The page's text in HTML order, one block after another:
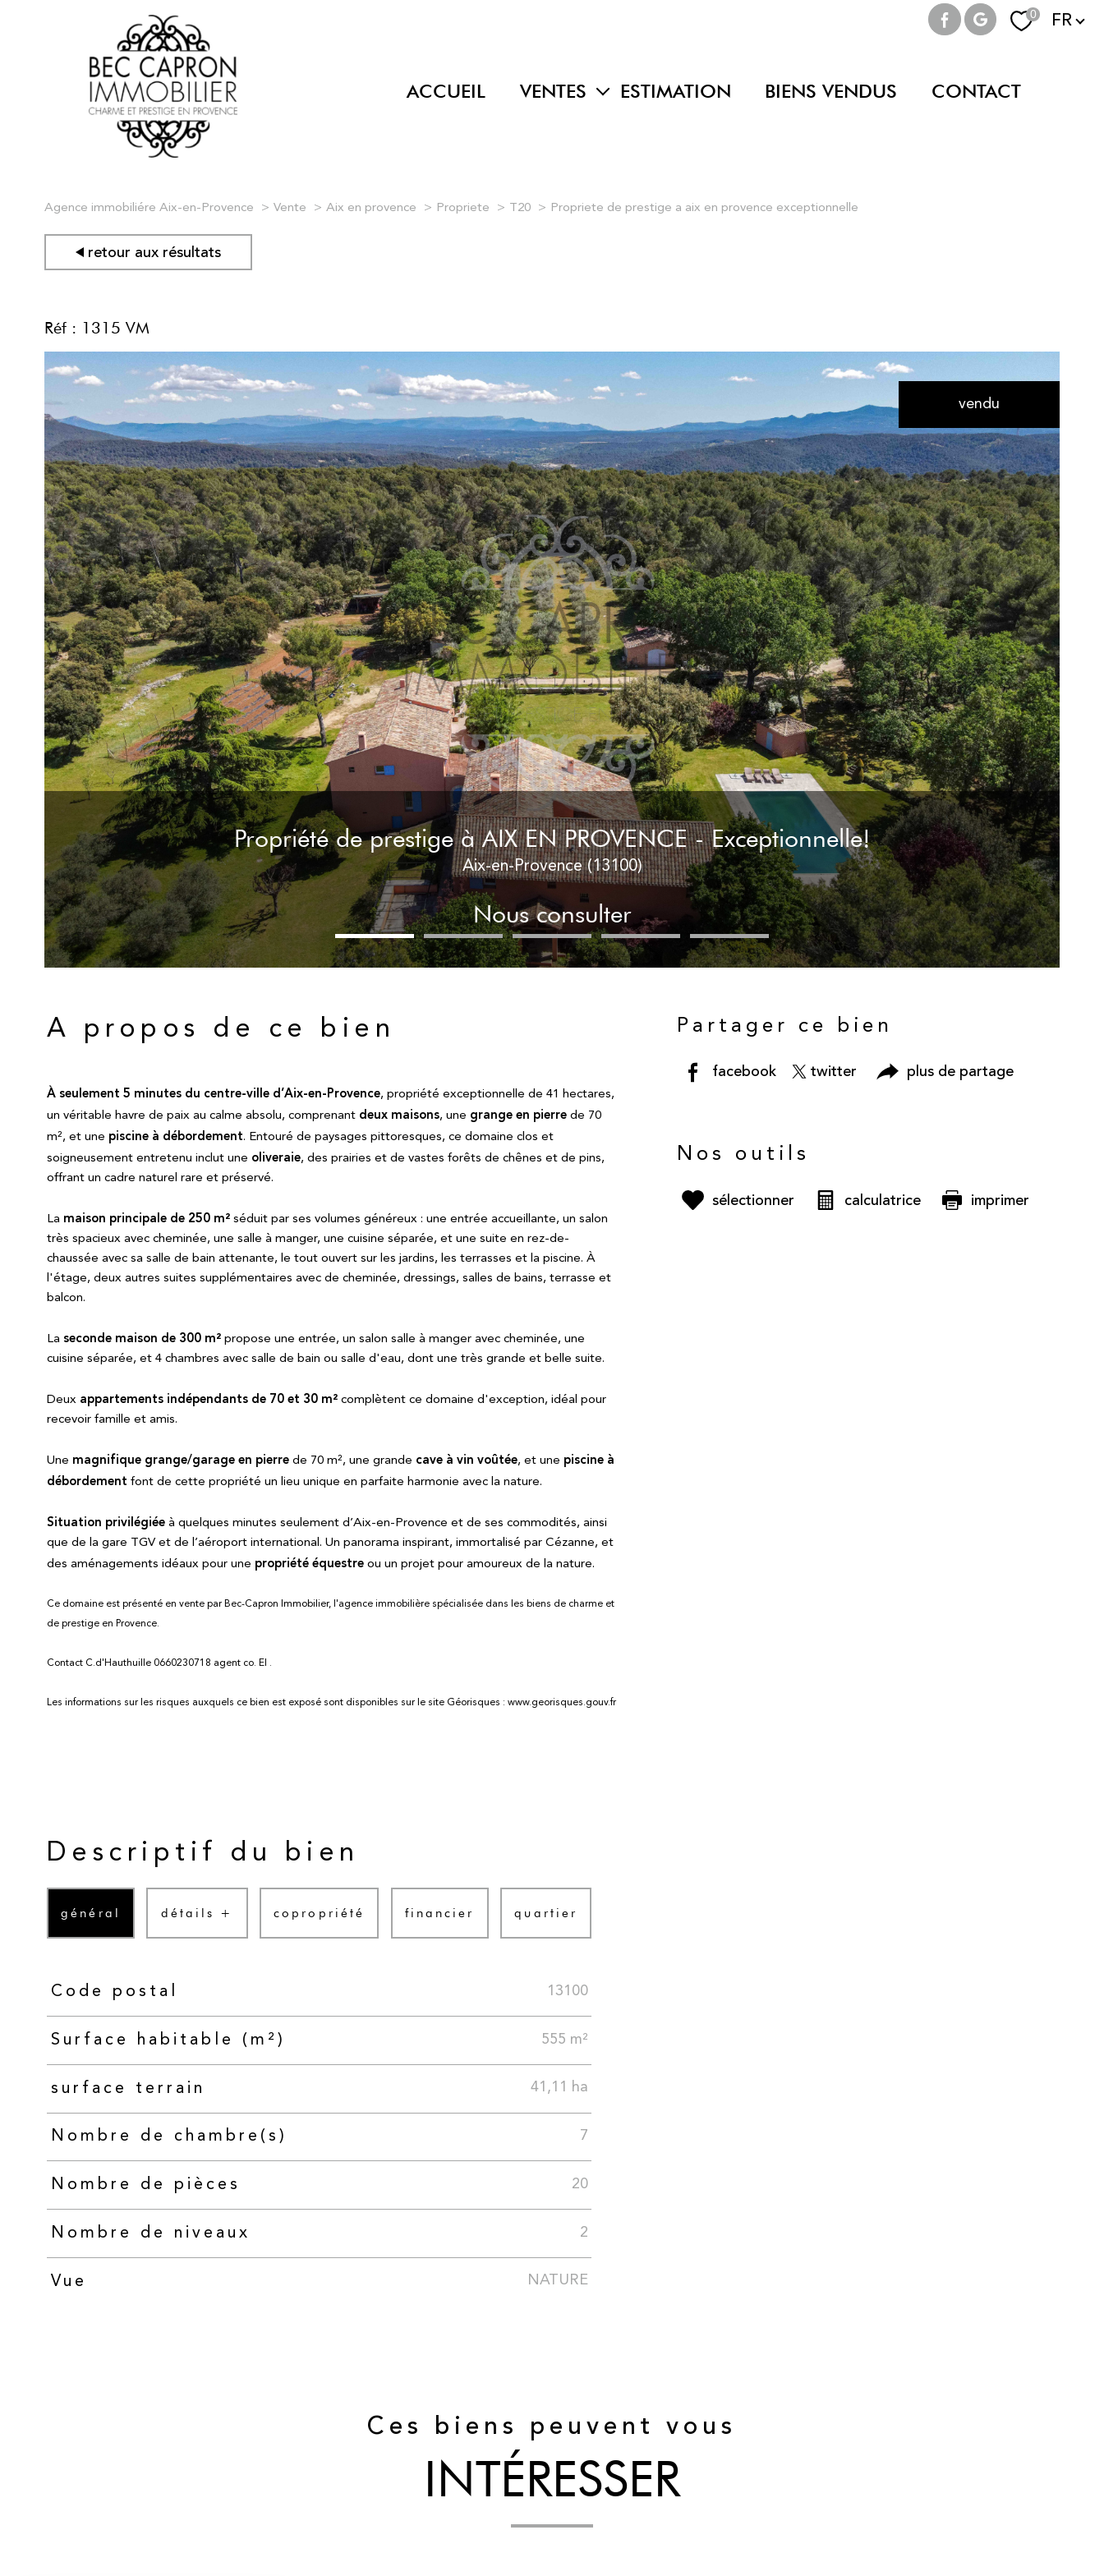
0 Langue
FR
ACCUEIL VENTES
programmes neufs
ESTIMATION BIENS VENDUS CONTACT
Agence immobiliére Aix-en-Provence Vente Aix en provence Propriete T20 Propriete de prestige a aix en provence exceptionnelle
retour aux résultats
Réf : 1315 VM
vendu
Propriété de prestige à AIX EN PROVENCE - Exceptionnelle!
Aix-en-Provence (13100)
Nous consulter
A propos de ce bien
À seulement 5 minutes du centre-ville d’Aix-en-Provence, propriété exceptionnelle de 41 hectares,
un véritable havre de paix au calme absolu, comprenant deux maisons, une grange en pierre de 70
m², et une piscine à débordement. Entouré de paysages pittoresques, ce domaine clos et
soigneusement entretenu inclut une oliveraie, des prairies et de vastes forêts de chênes et de pins,
offrant un cadre naturel rare et préservé.
La maison principale de 250 m² séduit par ses volumes généreux : une entrée accueillante, un salon
très spacieux avec cheminée, une salle à manger, une cuisine séparée, et une suite en rez-de-
chaussée avec sa salle de bain attenante, le tout ouvert sur les jardins, les terrasses et la piscine. À
l'étage, deux autres suites supplémentaires avec de cheminée, dressings, salles de bains, terrasse et
balcon.
La seconde maison de 300 m² propose une entrée, un salon salle à manger avec cheminée, une
cuisine séparée, et 4 chambres avec salle de bain ou salle d'eau, dont une très grande et belle suite.
Deux appartements indépendants de 70 et 30 m² complètent ce domaine d'exception, idéal pour
recevoir famille et amis.
Une magnifique grange/garage en pierre de 70 m², une grande cave à vin voûtée, et une piscine à
débordement font de cette propriété un lieu unique en parfaite harmonie avec la nature.
Situation privilégiée à quelques minutes seulement d’Aix-en-Provence et de ses commodités, ainsi
que de la gare TGV et de l’aéroport international. Un panorama inspirant, immortalisé par Cézanne, et
des aménagements idéaux pour une propriété équestre ou un projet pour amoureux de la nature.
Ce domaine est présenté en vente par Bec-Capron Immobilier, l'agence immobilière spécialisée dans les biens de charme et
de prestige en Provence.
Contact C.d'Hauthuille 0660230718 agent co. EI .
Les informations sur les risques auxquels ce bien est exposé sont disponibles sur le site Géorisques : www.georisques.gouv.fr
Partager ce bien
facebook twitter plus de partage
Nos outils
sélectionner calculatrice imprimer
Descriptif du bien
général détails + copropriété financier quartier
TRAD_PAMPERO_Caracteristique
Code postal 13100
Surface habitable (m²) 555 m²
surface terrain 41,11 ha
Nombre de chambre(s) 7
Nombre de pièces 20
Nombre de niveaux 2
Vue NATURE
Ces biens peuvent vous
INTÉRESSER